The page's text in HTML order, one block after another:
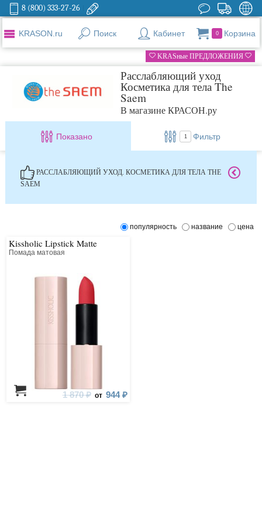
8 (800) 333-27-26
KRASON.ru Поиск Кабинет 0 Корзина
KRASные ПРЕДЛОЖЕНИЯ
Расслабляющий уход
Косметика для тела The
Saem
В магазине КРАСОН.ру
Показано 1 Фильтр
РАССЛАБЛЯЮЩИЙ УХОД. КОСМЕТИКА ДЛЯ ТЕЛА THE
SAEM
популярность название цена
Kissholic Lipstick Matte
Помада матовая
1 870 ₽ от 944 ₽